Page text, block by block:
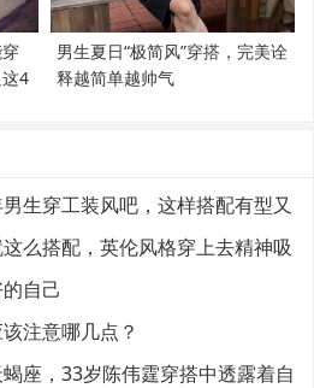
4
男生夏日“极简风”穿搭，完美诠
释越简单越帅气
生穿工装风吧，这样搭配有型又
么搭配，英伦风格穿上去精神吸
自己
注意哪几点？
座，33岁陈伟霆穿搭中透露着自